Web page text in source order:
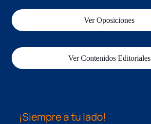
Ver Oposiciones
Ver Contenidos Editoriales
¡Siempre a tu lado!